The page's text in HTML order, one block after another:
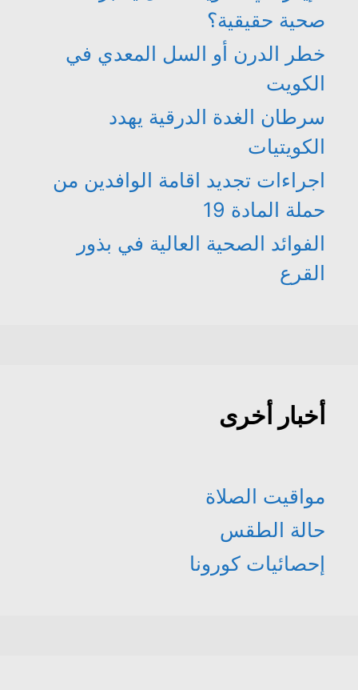
صحية حقيقية؟
خطر الدرن أو السل المعدي في
الكويت
سرطان الغدة الدرقية يهدد
الكويتيات
اجراءات تجديد اقامة الوافدين من
حملة المادة 19
الفوائد الصحية العالية في بذور
القرع
أخبار أخرى
مواقيت الصلاة
حالة الطقس
إحصائيات كورونا